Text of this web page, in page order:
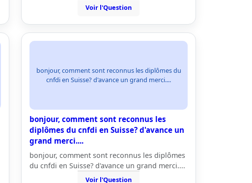
Voir l'Question
bonjour, comment sont reconnus les diplômes du
cnfdi en Suisse? d'avance un grand merci....
bonjour, comment sont reconnus les
diplômes du cnfdi en Suisse? d'avance un
grand merci....
bonjour, comment sont reconnus les diplômes
du cnfdi en Suisse? d'avance un grand merci....
Voir l'Question